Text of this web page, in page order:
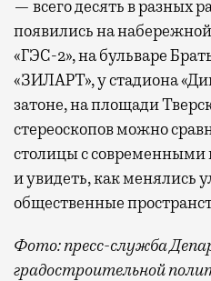
— всего десять в разных
появились на
«ГЭС-2», на бульваре
«ЗИЛАРТ», у стадиона
затоне, на площади
стереоскопов можно
столицы с
и увидеть, как менялись
общественные
Фото: пресс-служба
градостроительной